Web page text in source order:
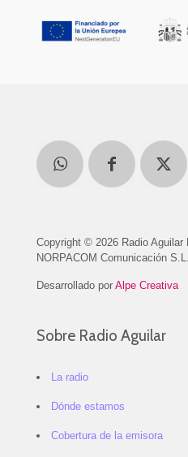
Copyright © 2026 Radio Aguilar
NORPACOM Comunicación S.L.
Desarrollado por Alpe Creativa
Sobre Radio Aguilar
La radio
Dónde estamos
Cobertura de la emisora